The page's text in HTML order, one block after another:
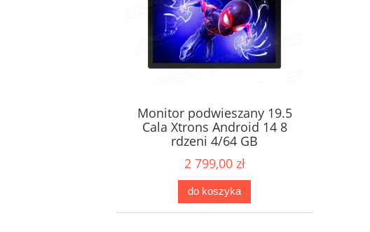
Monitor podwieszany 19.5
Cala Xtrons Android 14 8
rdzeni 4/64 GB
2 799,00 zł
do koszyka